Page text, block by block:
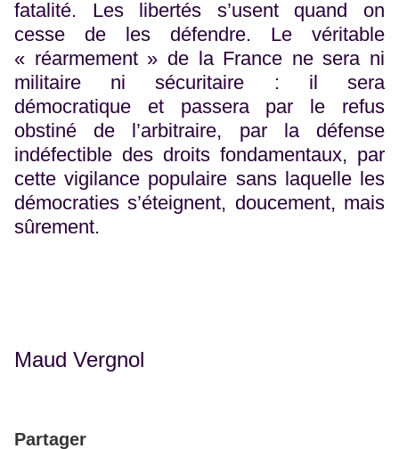
fatalité. Les libertés s’usent quand on
cesse de les défendre. Le véritable
« réarmement » de la France ne sera ni
militaire ni sécuritaire : il sera
démocratique et passera par le refus
obstiné de l’arbitraire, par la défense
indéfectible des droits fondamentaux, par
cette vigilance populaire sans laquelle les
démocraties s’éteignent, doucement, mais
sûrement.
Maud Vergnol
Partager